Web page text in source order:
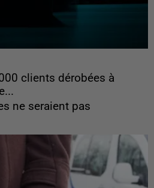
clients dérobées à
ne seraient pas